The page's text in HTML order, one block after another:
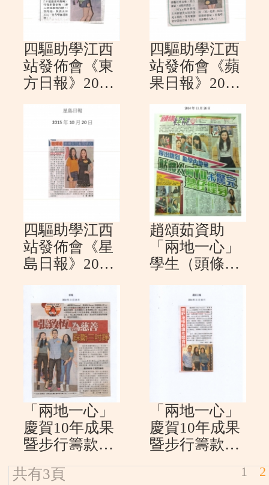
四驅助學江西
站發佈會《東
方日報》2015
年10月20日
四驅助學江西
站發佈會《蘋
果日報》2015
年10月20日
四驅助學江西
站發佈會《星
島日報》2015
趙頌茹資助
「兩地一心」
學生（頭條日
２6日）
「兩地一心」
慶賀10年成果
暨步行籌款啟
4年11月16日)
「兩地一心」
慶賀10年成果
暨步行籌款啟
共有3頁 1 2